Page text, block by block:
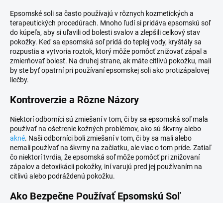
Epsomské soli sa často používajú v rôznych kozmetických a
terapeutických procedúrach. Mnoho ľudí si pridáva epsomskú soľ
do kúpeľa, aby si uľavili od bolesti svalov a zlepšili celkový stav
pokožky. Keď sa epsomská soľ pridá do teplej vody, kryštály sa
rozpustia a vytvoria roztok, ktorý môže pomôcť znižovať zápal a
zmierňovať bolesť. Na druhej strane, ak máte citlivú pokožku, mali
by ste byť opatrní pri používaní epsomskej soli ako protizápalovej
liečby.
Kontroverzie a Rôzne Názory
Niektorí odborníci sú zmiešaní v tom, či by sa epsomská soľ mala
používať na ošetrenie kožných problémov, ako sú škvrny alebo
akné. Naši odborníci boli zmiešaní v tom, či by sa mali alebo
nemali používať na škvrny na začiatku, ale viac o tom príde. Zatiaľ
čo niektorí tvrdia, že epsomská soľ môže pomôcť pri znižovaní
zápalov a detoxikácii pokožky, iní varujú pred jej používaním na
citlivú alebo podráždenú pokožku.
Ako Bezpečne Používať Epsomskú Soľ